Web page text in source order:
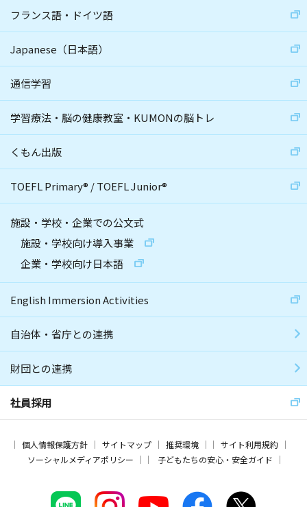
フランス語・ドイツ語
Japanese（日本語）
通信学習
学習療法・脳の健康教室・KUMONの脳トレ
くもん出版
TOEFL Primary® /TOEFL Junior®
施設・学校・企業での公文式
施設・学校向け導入事業
企業・学校向け日本語
English Immersion Activities
自治体・省庁との連携
財団との連携
社員採用
個人情報保護方針 サイトマップ 推奨環境
サイト利用規約
ソーシャルメディアポリシー
子どもたちの安心・安全ガイド